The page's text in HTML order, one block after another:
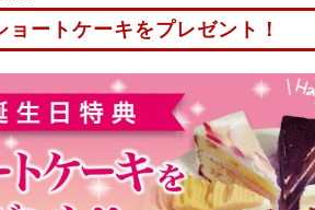
ョートケーキをプレゼント！